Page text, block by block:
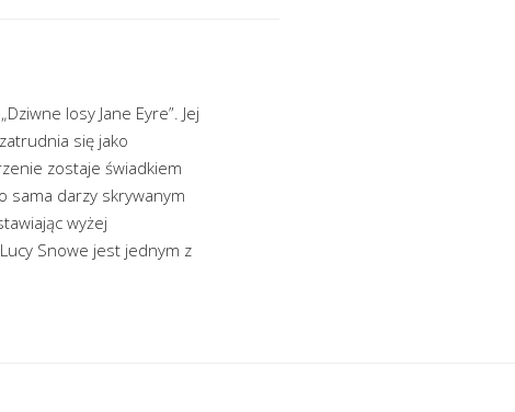
losy Jane Eyre”. Jej
się jako
zostaje świadkiem
sama darzy skrywanym
wyżej
Snowe jest jednym z